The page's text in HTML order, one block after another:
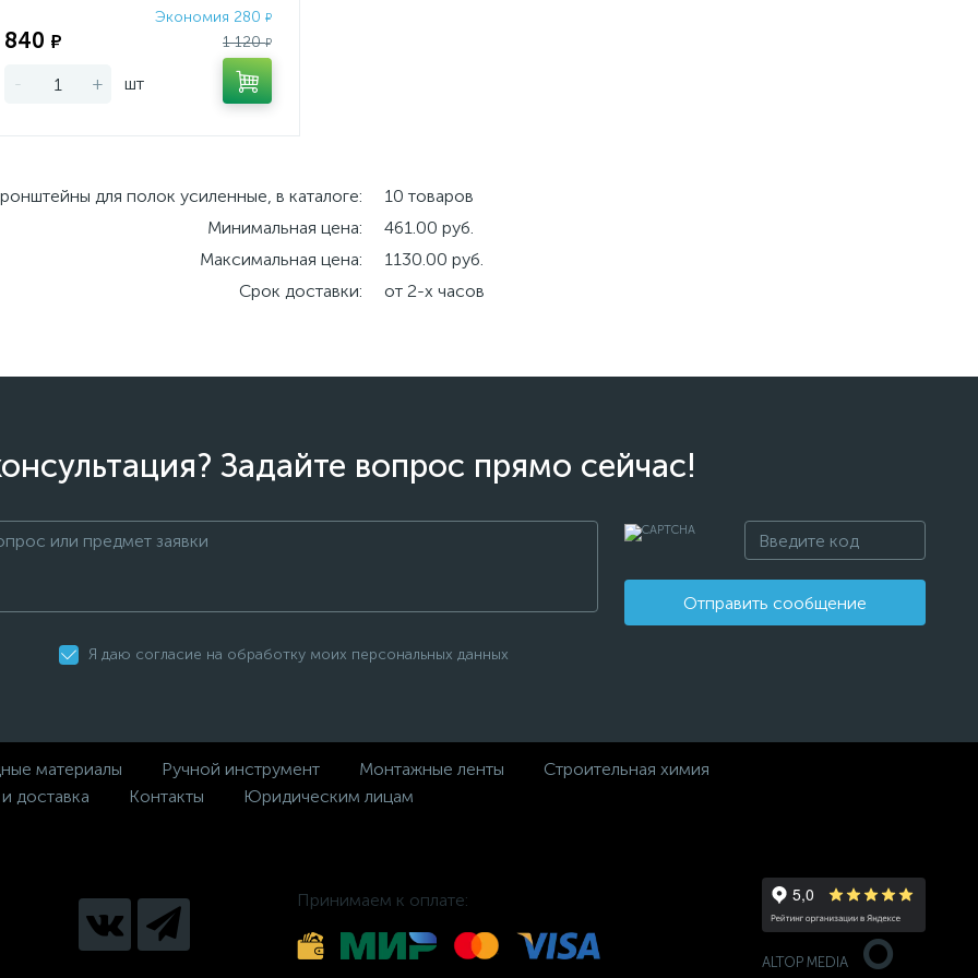
Экономия 280 ₽
840 ₽ 1 120₽
- + шт
для полок усиленные, в каталоге:
10 товаров
Минимальная цена:
461.00 руб.
Максимальная цена:
1130.00 руб.
Срок доставки:
от 2-х часов
Задайте вопрос прямо сейчас!
Отправить сообщение
Я даю согласие на обработку моих персональных данных
материалы Ручной инструмент Монтажные ленты
Строительная химия
доставка Контакты Юридическим лицам
Принимаем к оплате:
ALTOP MEDIA